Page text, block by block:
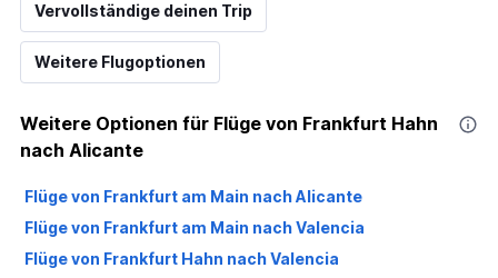
Vervollständige deinen Trip
Weitere Flugoptionen
Weitere Optionen für Flüge von Frankfurt Hahn
nach Alicante
Flüge von Frankfurt am Main nach Alicante
Flüge von Frankfurt am Main nach Valencia
Flüge von Frankfurt Hahn nach Valencia